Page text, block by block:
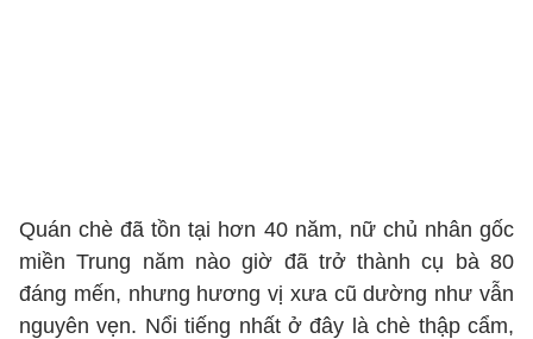
Quán chè đã tồn tại hơn 40 năm, nữ chủ nhân gốc
miền Trung năm nào giờ đã trở thành cụ bà 80
đáng mến, nhưng hương vị xưa cũ dường như vẫn
nguyên vẹn. Nổi tiếng nhất ở đây là chè thập cẩm,